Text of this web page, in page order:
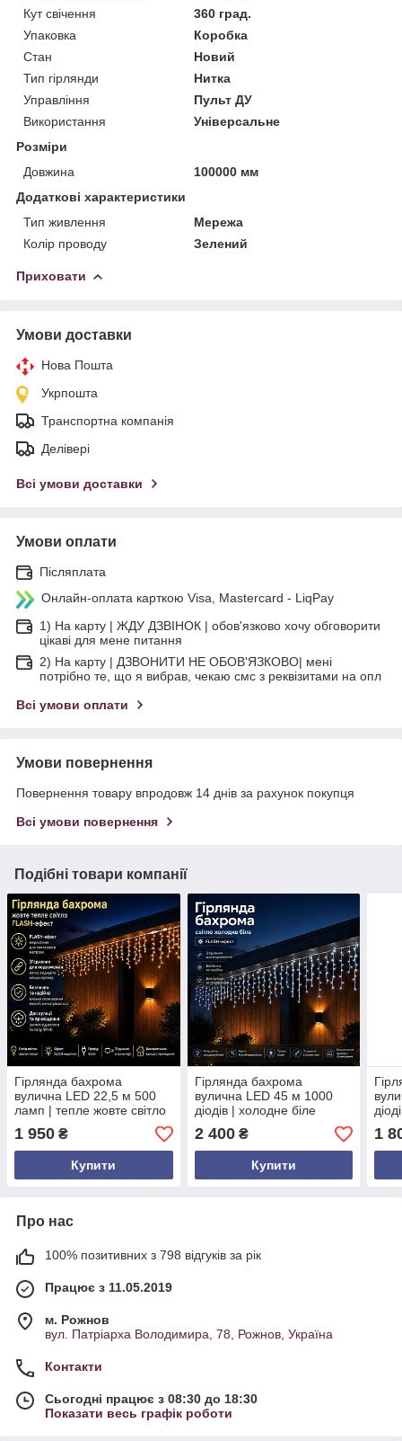
Кут свічення
360 град.
Упаковка
Коробка
Стан
Новий
Тип гірлянди
Нитка
Управління
Пульт ДУ
Використання
Універсальне
Розміри
Довжина
100000 мм
Додаткові характеристики
Тип живлення
Мережа
Колір проводу
Зелений
Приховати
Умови доставки
Нова Пошта
Укрпошта
Транспортна компанія
Делівері
Всі умови доставки
Умови оплати
Післяплата
Онлайн-оплата карткою Visa, Mastercard - LiqPay
1) На карту | ЖДУ ДЗВІНОК | обов'язково хочу обговорити
цікаві для мене питання
2) На карту | ДЗВОНИТИ НЕ ОБОВ'ЯЗКОВО| мені
потрібно те, що я вибрав, чекаю смс з реквізитами на опл
Всі умови оплати
Умови повернення
Повернення товару впродовж 14 днів за рахунок покупця
Всі умови повернення
Подібні товари компанії
Гірлянда бахрома
вулична LED 22,5 м 500
ламп | тепле жовте світло
з Flash ефектом | білий
провід | 220 В
1 950 ₴
Купити
Гірлянда бахрома
вулична LED 45 м 1000
діодів | холодне біле
світло FLASH | IP65 | білий
провід
2 400₴
Купити
1
Про нас
100% позитивних з 798 відгуків за рік
Працює з 11.05.2019
м. Рожнов
вул. Патріарха Володимира, 78, Рожнов, Україна
Контакти
Сьогодні працює з 08:30 до 18:30
Показати весь графік роботи